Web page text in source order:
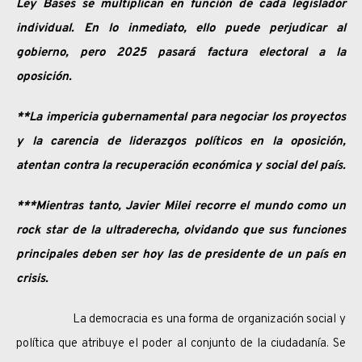
Ley Bases se multiplican en función de cada legislador
individual. En lo inmediato, ello puede perjudicar al
gobierno, pero 2025 pasará factura electoral a la
oposición.
**La impericia gubernamental para negociar los proyectos
y la carencia de liderazgos políticos en la oposición,
atentan contra la recuperación económica y social del país.
***Mientras tanto, Javier Milei recorre el mundo como un
rock star de la ultraderecha, olvidando que sus funciones
principales deben ser hoy las de presidente de un país en
crisis.
La democracia es una forma de organización social y
política que atribuye el poder al conjunto de la ciudadanía. Se